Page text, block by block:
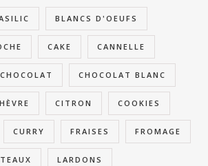
BLANCS D'OEUFS
CAKE CANNELLE
CHOCOLAT CHOCOLAT BLANC
CITRON COOKIES
CURRY FRAISES FROMAGE
LARDONS